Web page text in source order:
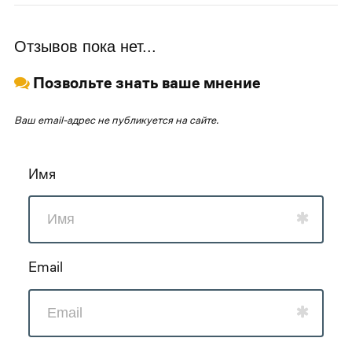
Отзывов пока нет...
Позвольте знать ваше мнение
Ваш email-адрес не публикуется на сайте.
Имя
Email